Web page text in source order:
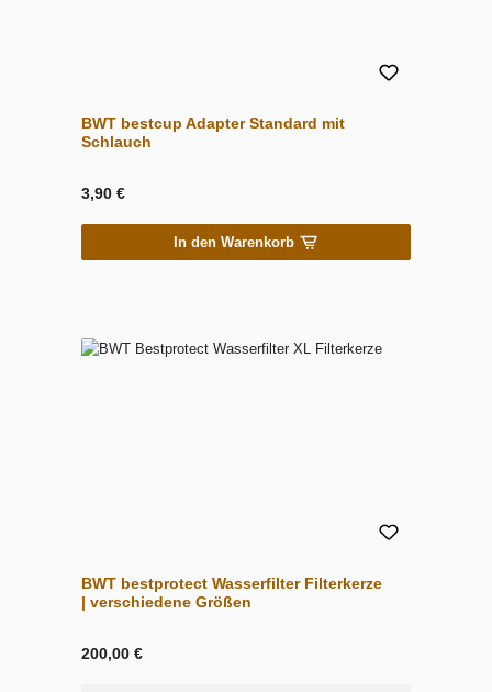
BWT bestcup Adapter Standard mit
Schlauch
3,90 €
In den Warenkorb
BWT bestprotect Wasserfilter Filterkerze
| verschiedene Größen
200,00 €